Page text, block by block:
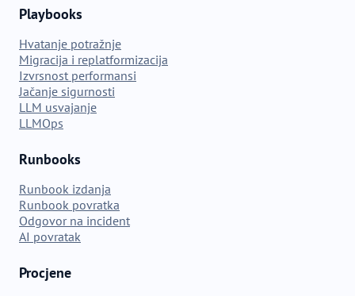
Playbooks
Hvatanje potražnje
Migracija i replatformizacija
Izvrsnost performansi
Jačanje sigurnosti
LLM usvajanje
LLMOps
Runbooks
Runbook izdanja
Runbook povratka
Odgovor na incident
AI povratak
Procjene